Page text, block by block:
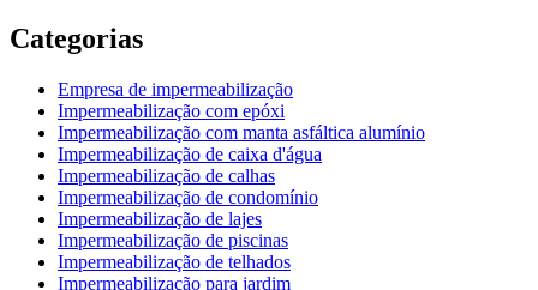
Categorias
Empresa de impermeabilização
Impermeabilização com epóxi
Impermeabilização com manta asfáltica alumínio
Impermeabilização de caixa d'água
Impermeabilização de calhas
Impermeabilização de condomínio
Impermeabilização de lajes
Impermeabilização de piscinas
Impermeabilização de telhados
Impermeabilização para jardim